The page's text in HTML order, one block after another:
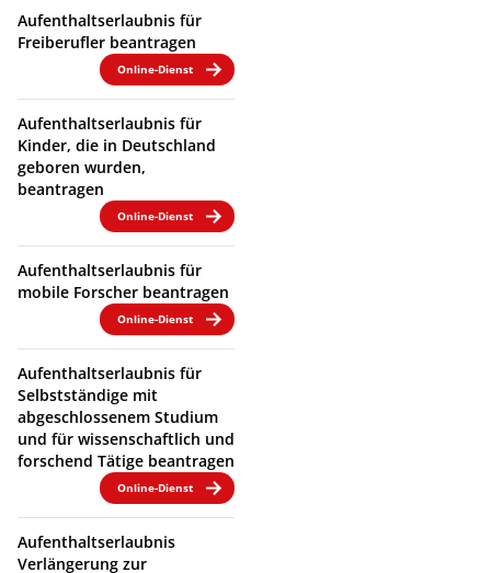
Aufenthaltserlaubnis für
Freiberufler beantragen
Online-Dienst
Aufenthaltserlaubnis für
Kinder, die in Deutschland
geboren wurden,
beantragen
Online-Dienst
Aufenthaltserlaubnis für
mobile Forscher beantragen
Online-Dienst
Aufenthaltserlaubnis für
Selbstständige mit
abgeschlossenem Studium
und für wissenschaftlich und
forschend Tätige beantragen
Online-Dienst
Aufenthaltserlaubnis
Verlängerung zur